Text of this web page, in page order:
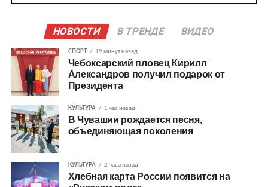
НОВОСТИ В ТРЕНДЕ ВИДЕО
СПОРТ 19 минут назад
Чебоксарский пловец Кирилл
Александров получил подарок от
Президента
КУЛЬТУРА 1 час назад
В Чувашии рождается песня,
объединяющая поколения
КУЛЬТУРА 2 часа назад
Хлебная карта России появится на